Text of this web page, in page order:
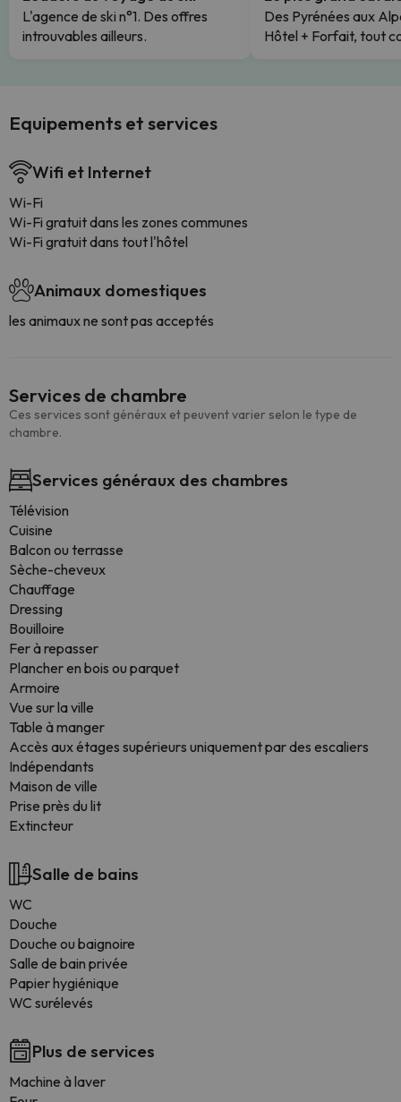
L'agence de ski n°1. Des offres
introuvables ailleurs.
Des Pyrénées aux
Hôtel + Forfait, tout
Equipements et services
Wifi et Internet
Wi-Fi
Wi-Fi gratuit dans les zones communes
Wi-Fi gratuit dans tout l'hôtel
Animaux domestiques
les animaux ne sont pas acceptés
Services de chambre
Ces services sont généraux et peuvent varier selon le type de
chambre.
Services généraux des chambres
Télévision
Cuisine
Balcon ou terrasse
Sèche-cheveux
Chauffage
Dressing
Bouilloire
Fer à repasser
Plancher en bois ou parquet
Armoire
Vue sur la ville
Table à manger
Accès aux étages supérieurs uniquement par des escaliers
Indépendants
Maison de ville
Prise près du lit
Extincteur
Salle de bains
WC
Douche
Douche ou baignoire
Salle de bain privée
Papier hygiénique
WC surélevés
Plus de services
Machine à laver